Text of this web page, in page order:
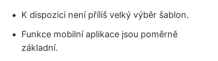
K dispozici není příliš velký výběr šablon.
Funkce mobilní aplikace jsou poměrně
základní.